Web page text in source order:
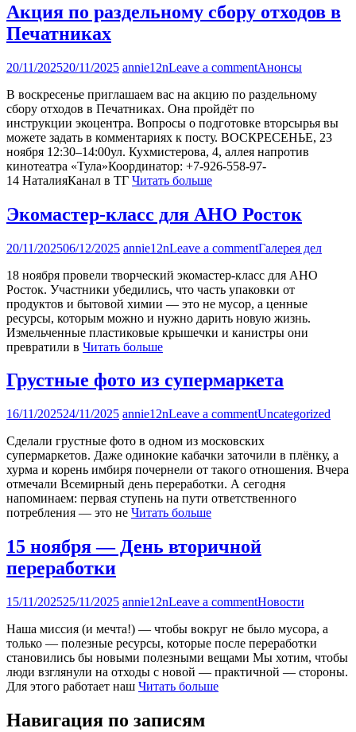
Акция по раздельному сбору отходов в
Печатниках
20/11/202520/11/2025 annie12nLeave a commentАнонсы
В воскресенье приглашаем вас на акцию по раздельному
сбору отходов в Печатниках. Она пройдёт по
инструкции экоцентра. Вопросы о подготовке вторсырья вы
можете задать в комментариях к посту. ВОСКРЕСЕНЬЕ, 23
ноября 12:30–14:00ул. Кухмистерова, 4, аллея напротив
кинотеатра «Тула»Координатор: +7-926-558-97-
14 НаталияКанал в ТГ Читать больше
Экомастер-класс для АНО Росток
20/11/202506/12/2025 annie12nLeave a commentГалерея дел
18 ноября провели творческий экомастер-класс для АНО
Росток. Участники убедились, что часть упаковки от
продуктов и бытовой химии — это не мусор, а ценные
ресурсы, которым можно и нужно дарить новую жизнь.
Измельченные пластиковые крышечки и канистры они
превратили в Читать больше
Грустные фото из супермаркета
16/11/202524/11/2025 annie12nLeave a commentUncategorized
Сделали грустные фото в одном из московских
супермаркетов. Даже одинокие кабачки заточили в плёнку, а
хурма и корень имбиря почернели от такого отношения. Вчера
отмечали Всемирный день переработки. А сегодня
напоминаем: первая ступень на пути ответственного
потребления — это не Читать больше
15 ноября — День вторичной
переработки
15/11/202525/11/2025 annie12nLeave a commentНовости
Наша миссия (и мечта!) — чтобы вокруг не было мусора, а
только — полезные ресурсы, которые после переработки
становились бы новыми полезными вещами Мы хотим, чтобы
люди взглянули на отходы с новой — практичной — стороны.
Для этого работает наш Читать больше
Навигация по записям